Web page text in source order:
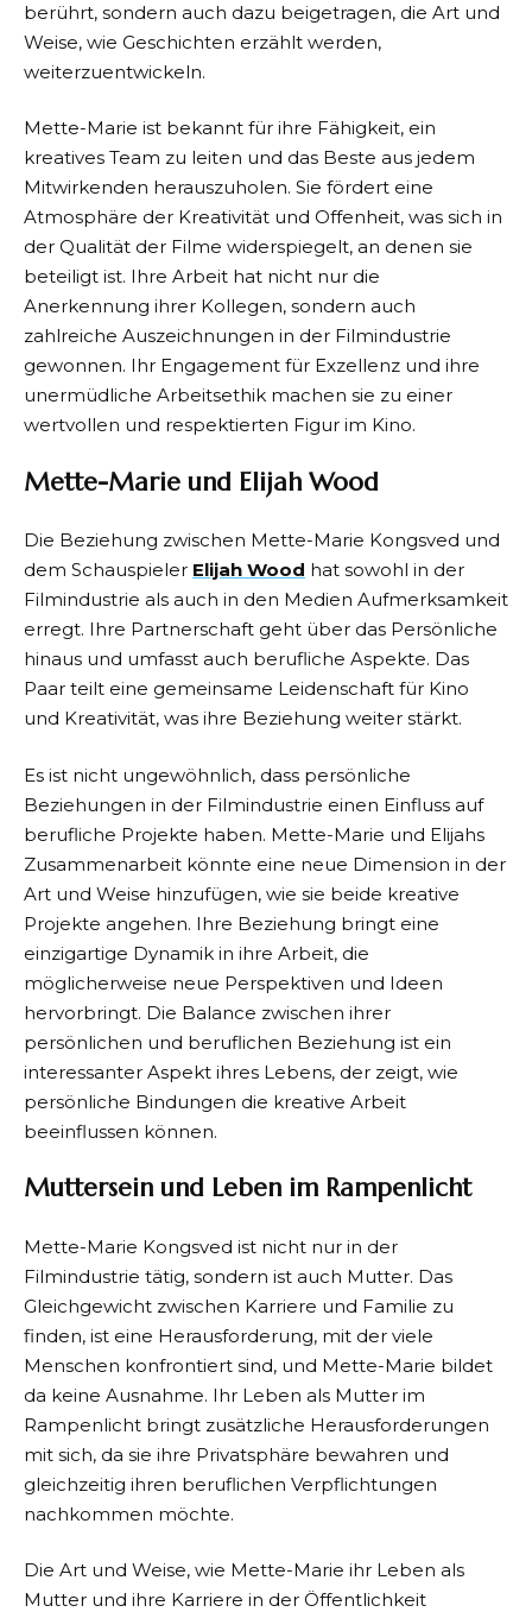
berührt, sondern auch dazu beigetragen, die Art und
Weise, wie Geschichten erzählt werden,
weiterzuentwickeln.
Mette-Marie ist bekannt für ihre Fähigkeit, ein
kreatives Team zu leiten und das Beste aus jedem
Mitwirkenden herauszuholen. Sie fördert eine
Atmosphäre der Kreativität und Offenheit, was sich in
der Qualität der Filme widerspiegelt, an denen sie
beteiligt ist. Ihre Arbeit hat nicht nur die
Anerkennung ihrer Kollegen, sondern auch
zahlreiche Auszeichnungen in der Filmindustrie
gewonnen. Ihr Engagement für Exzellenz und ihre
unermüdliche Arbeitsethik machen sie zu einer
wertvollen und respektierten Figur im Kino.
Mette-Marie und Elijah Wood
Die Beziehung zwischen Mette-Marie Kongsved und
dem Schauspieler Elijah Wood hat sowohl in der
Filmindustrie als auch in den Medien Aufmerksamkeit
erregt. Ihre Partnerschaft geht über das Persönliche
hinaus und umfasst auch berufliche Aspekte. Das
Paar teilt eine gemeinsame Leidenschaft für Kino
und Kreativität, was ihre Beziehung weiter stärkt.
Es ist nicht ungewöhnlich, dass persönliche
Beziehungen in der Filmindustrie einen Einfluss auf
berufliche Projekte haben. Mette-Marie und Elijahs
Zusammenarbeit könnte eine neue Dimension in der
Art und Weise hinzufügen, wie sie beide kreative
Projekte angehen. Ihre Beziehung bringt eine
einzigartige Dynamik in ihre Arbeit, die
möglicherweise neue Perspektiven und Ideen
hervorbringt. Die Balance zwischen ihrer
persönlichen und beruflichen Beziehung ist ein
interessanter Aspekt ihres Lebens, der zeigt, wie
persönliche Bindungen die kreative Arbeit
beeinflussen können.
Muttersein und Leben im Rampenlicht
Mette-Marie Kongsved ist nicht nur in der
Filmindustrie tätig, sondern ist auch Mutter. Das
Gleichgewicht zwischen Karriere und Familie zu
finden, ist eine Herausforderung, mit der viele
Menschen konfrontiert sind, und Mette-Marie bildet
da keine Ausnahme. Ihr Leben als Mutter im
Rampenlicht bringt zusätzliche Herausforderungen
mit sich, da sie ihre Privatsphäre bewahren und
gleichzeitig ihren beruflichen Verpflichtungen
nachkommen möchte.
Die Art und Weise, wie Mette-Marie ihr Leben als
Mutter und ihre Karriere in der Öffentlichkeit